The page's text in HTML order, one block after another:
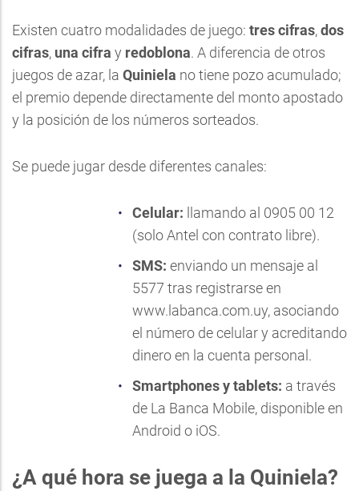
Existen cuatro modalidades de juego: tres cifras,dos
cifras, una cifra y redoblona. A diferencia de otros
juegos de azar, la Quiniela no tiene pozo acumulado;
el premio depende directamente del monto apostado
y la posición de los números sorteados.
Se puede jugar desde diferentes canales:
Celular: llamando al 0905 00 12
(solo Antel con contrato libre).
SMS: enviando un mensaje al
5577 tras registrarse en
www.labanca.com.uy, asociando
el número de celular y acreditando
dinero en la cuenta personal.
Smartphones y tablets: a través
de La Banca Mobile, disponible en
Android o iOS.
¿A qué hora se juega a la Quiniela?